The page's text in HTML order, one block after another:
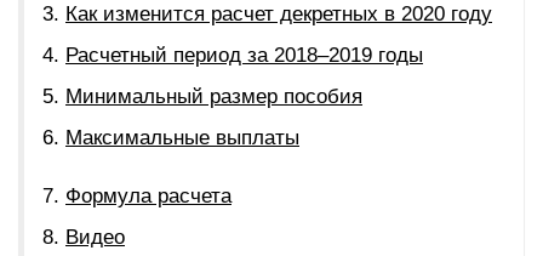
Как изменится расчет декретных в 2020 году
Расчетный период за 2018–2019 годы
Минимальный размер пособия
Максимальные выплаты
Формула расчета
Видео